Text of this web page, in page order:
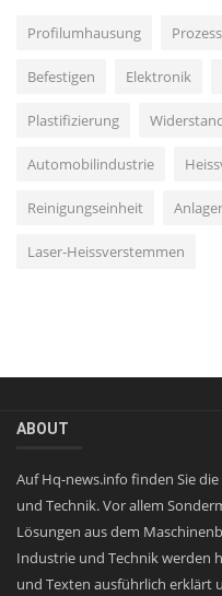
Profilumhausung
Befestigen Elektronik
Plastifizierung
Automobilindustrie
Reinigungseinheit
Laser-Heissverstemmen
ABOUT
Auf Hq-news.info finden Sie
und Technik. Vor allem
Lösungen aus dem
Industrie und Technik werden
und Texten ausführlich erklärt